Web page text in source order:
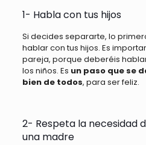
1- Habla con tus hijos
Si decides separarte, lo
hablar con tus hijos. Es
pareja, porque deberéis
los niños. Es un paso que se
bien de todos, para ser feliz.
2- Respeta la necesidad
una madre